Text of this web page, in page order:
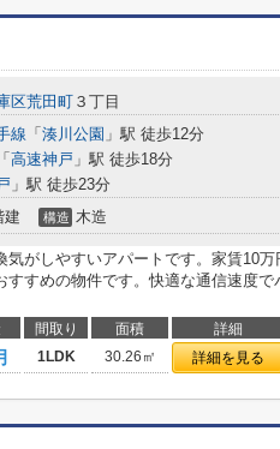
区荒田町 ３丁目
線 「 湊川公園 」駅 徒歩12分
「 高速神戸 」駅 徒歩18分
」駅 徒歩23分
建 構造 木造
気がしやすいアパートです。家賃10万
すすめの物件です。快適な通信速度
間取り 面積 詳細
1LDK 30.26㎡ 詳細を見る